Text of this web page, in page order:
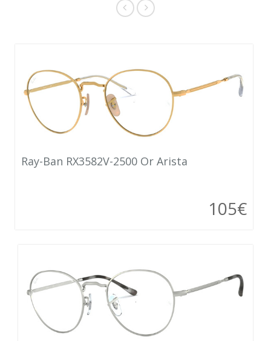
Ray-Ban RX3582V-2500 Or Arista
105€